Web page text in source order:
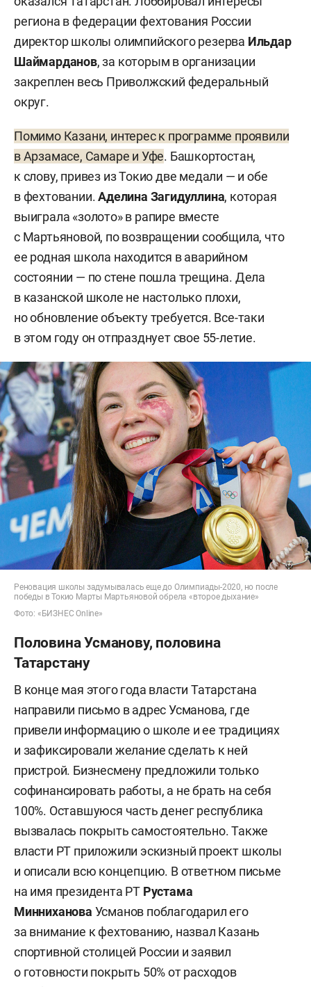
региона в федерации фехтования России
директор школы олимпийского резерва Ильдар
Шаймарданов, за которым в организации
закреплен весь Приволжский федеральный
округ.
Помимо Казани, интерес к программе проявили
в Арзамасе, Самаре и Уфе. Башкортостан,
к слову, привез из Токио две медали — и обе
в фехтовании.Аделина Загидуллина, которая
выиграла «золото» в рапире вместе
с Мартьяновой, по возвращении сообщила, что
ее родная школа находится в аварийном
состоянии — по стене пошла трещина. Дела
в казанской школе не настолько плохи,
но обновление объекту требуется. Все-таки
в этом году он отпразднует свое 55-летие.
Реновация школы задумывалась еще до Олимпиады-2020, но после
победы в Токио Марты Мартьяновой обрела «второе дыхание»
Фото: «БИЗНЕС Online»
Половина Усманову, половина
Татарстану
В конце мая этого года власти Татарстана
направили письмо в адрес Усманова, где
привели информацию о школе и ее традициях
и зафиксировали желание сделать к ней
пристрой. Бизнесмену предложили только
софинансировать работы, а не брать на себя
100%. Оставшуюся часть денег республика
вызвалась покрыть самостоятельно. Также
власти РТ приложили эскизный проект школы
и описали всю концепцию. В ответном письме
на имя президента РТ Рустама
Минниханова Усманов поблагодарил его
за внимание к фехтованию, назвал Казань
спортивной столицей России и заявил
о готовности покрыть 50% от расходов